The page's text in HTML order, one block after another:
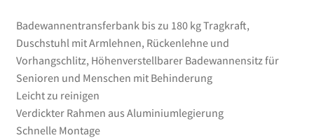
mit
Behinderung
Menge
Badewannentransferbank bis zu 180 kg Tragkraft,
Duschstuhl mit Armlehnen, Rückenlehne und
Vorhangschlitz, Höhenverstellbarer Badewannensitz für
Senioren und Menschen mit Behinderung
Leicht zu reinigen
Verdickter Rahmen aus Aluminiumlegierung
Schnelle Montage